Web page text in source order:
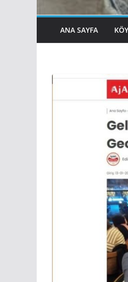
ANA SAYFA